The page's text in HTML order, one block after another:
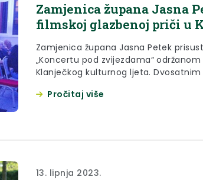
Zamjenica župana Jasna
filmskoj glazbenoj priči u
Zamjenica župana Jasna Petek
„Koncertu pod zvijezdama“ održanom
Klanječkog kulturnog ljeta.
Klanjca vjernoj klanječkoj publici i
Pročitaj više
13. lipnja 2023.